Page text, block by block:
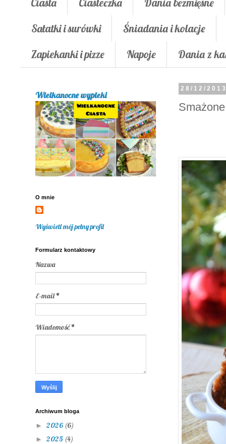
Sałatki i surówki
Śniadania i kolacje
Zapiekanki i pizze
Napoje Dania z
28/12/
Wielkanocne wypieki
O mnie
Wyświetl mój pełny profil
Formularz kontaktowy
Nazwa
E-mail*
Wiadomość*
Archiwum bloga
► 2026 (6)
► 2025 (4)